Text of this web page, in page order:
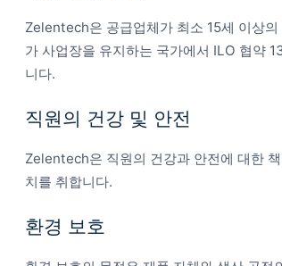
Zelentech은 공급업체가 최소 15세 이상
가 사업장을 유지하는 국가에서 ILO 협약
니다.
직원의 건강 및 안전
Zelentech은 직원의 건강과 안전에 대한
치를 취합니다.
환경 보호